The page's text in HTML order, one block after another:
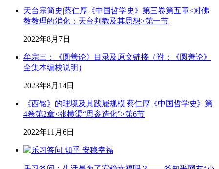
天台宗简史|蔡仁厚《中国哲学史》第三卷第五章<对佛
教教理的消化：天台判教及其思想>第一节
2022年8月7日
牟宗三：《圆善论》目录及原文链接（附：《圆善论》
全集本编校说明）
2023年8月14日
《西铭》的理境及其践履规模|蔡仁厚《中国哲学史》第
4卷第2章<张横渠“思参造化”>第6节
2022年11月6日